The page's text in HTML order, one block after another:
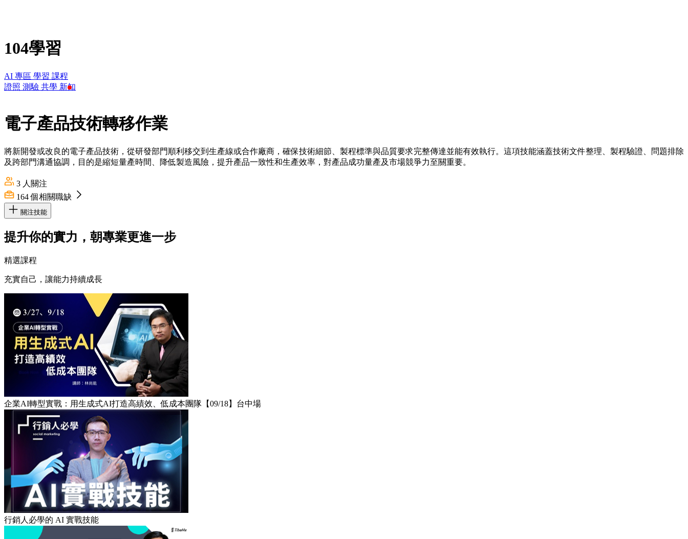
104學習
AI 專區 學習 課程
證照 測驗 共學 新知
電子產品技術轉移作業
將新開發或改良的電子產品技術，從研發部門順利移交到生產線或合作廠商，確保技術細節、製程標準與品質要求完整傳達並能有效執行。這項技能涵蓋技術文件整理、製程驗證、問題排除
及跨部門溝通協調，目的是縮短量產時間、降低製造風險，提升產品一致性和生產效率，對產品成功量產及市場競爭力至關重要。
3 人關注
164 個相關職缺
關注技能
提升你的實力，朝專業更進一步
精選課程
充實自己，讓能力持續成長
企業AI轉型實戰：用生成式AI打造高績效、低成本團隊【09/18】台中場
行銷人必學的 AI 實戰技能